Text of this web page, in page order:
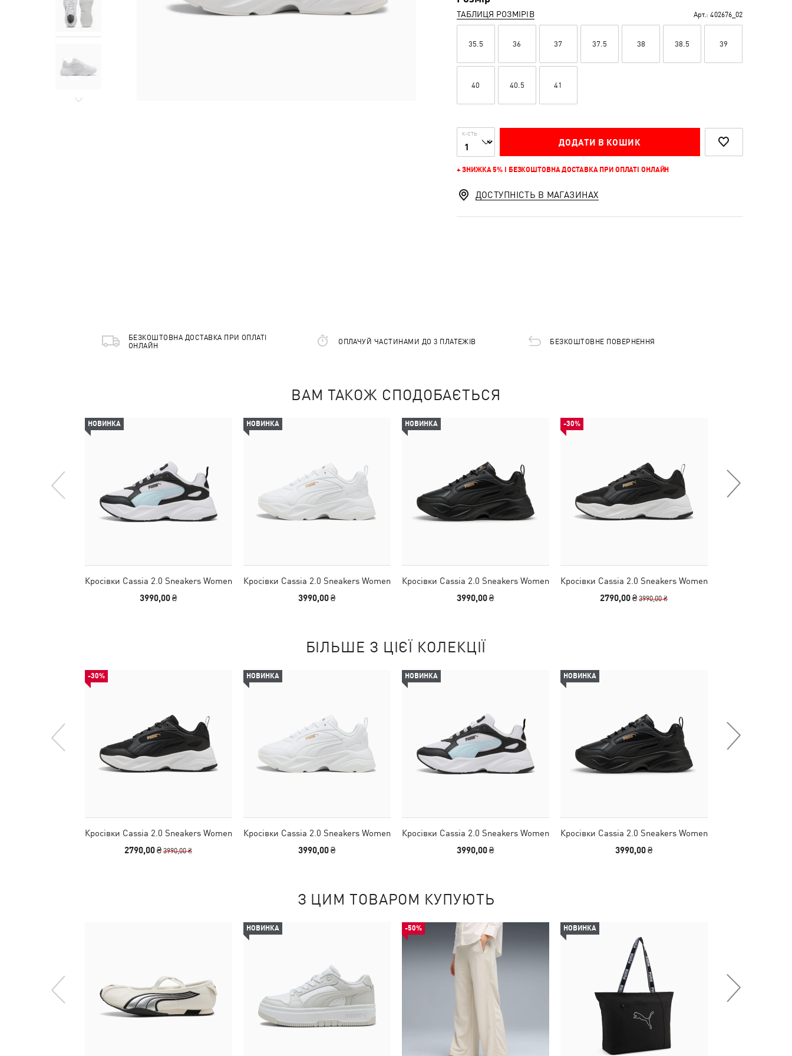
ТАБЛИЦЯ РОЗМІРІВ Арт.: 402676_02
35.5 36 37 37.5 38 38.5 39
40 40.5 41
К-СТЬ
ДОДАТИ В КОШИК
+ ЗНИЖКА 5% І БЕЗКОШТОВНА ДОСТАВКА ПРИ ОПЛАТІ ОНЛАЙН
ДОСТУПНІСТЬ В МАГАЗИНАХ
БЕЗКОШТОВНА ДОСТАВКА ПРИ ОПЛАТІ
ОНЛАЙН
ОПЛАЧУЙ ЧАСТИНАМИ ДО 3 ПЛАТЕЖІВ БЕЗКОШТОВНЕ ПОВЕРНЕННЯ
ВАМ ТАКОЖ СПОДОБАЄТЬСЯ
НОВИНКА
Кросівки Cassia 2.0 Sneakers Women
3990,00 ₴
НОВИНКА
Кросівки Cassia 2.0 Sneakers Women
3990,00 ₴
НОВИНКА
Кросівки Cassia 2.0 Sneakers Women
3990,00 ₴
-30%
Кросівки Cassia 2.0 Sneakers Women
2790,00 ₴3990,00 ₴
БІЛЬШЕ З ЦІЄЇ КОЛЕКЦІЇ
-30%
Кросівки Cassia 2.0 Sneakers Women
2790,00 ₴3990,00 ₴
НОВИНКА
Кросівки Cassia 2.0 Sneakers Women
3990,00 ₴
НОВИНКА
Кросівки Cassia 2.0 Sneakers Women
3990,00 ₴
НОВИНКА
Кросівки Cassia 2.0 Sneakers Women
3990,00 ₴
З ЦИМ ТОВАРОМ КУПУЮТЬ
НОВИНКА -50% НОВИНКА